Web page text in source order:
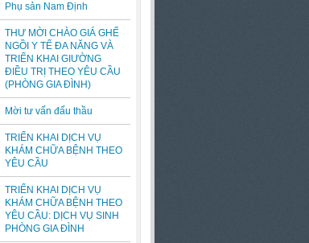
Phụ sản Nam Định
THƯ MỜI CHÀO GIÁ GHẾ
NGỒI Y TẾ ĐA NĂNG VÀ
TRIỂN KHAI GIƯỜNG
ĐIỀU TRỊ THEO YÊU CẦU
(PHÒNG GIA ĐÌNH)
Mời tư vấn đấu thầu
TRIỂN KHAI DỊCH VỤ
KHÁM CHỮA BỆNH THEO
YÊU CẦU
TRIỂN KHAI DỊCH VỤ
KHÁM CHỮA BỆNH THEO
YÊU CẦU: DỊCH VỤ SINH
PHÒNG GIA ĐÌNH